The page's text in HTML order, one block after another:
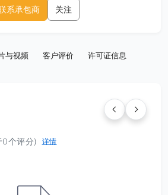
系承包商 关注
与视频 客户评价 许可证信息
0个评分) 详情